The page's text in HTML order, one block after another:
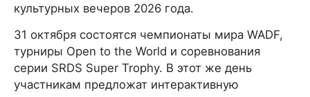
культурных вечеров 2026 года.
31 октября состоятся чемпионаты мира WADF,
турниры Open to the World и соревнования
серии SRDS Super Trophy. В этот же день
участникам предложат интерактивную